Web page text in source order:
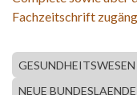
Fachzeitschrift
GESUNDHEITSWESEN
NEUE